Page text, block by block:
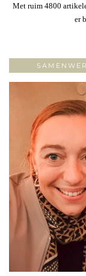
Met ruim 4800
er